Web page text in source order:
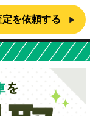
定を依頼する